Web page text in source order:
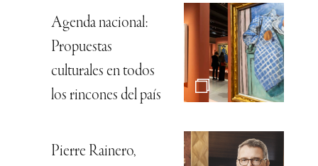
Agenda nacional:
Propuestas
culturales en todos
los rincones del país
Pierre Rainero,